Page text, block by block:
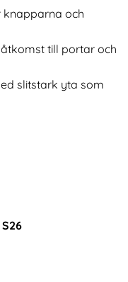
och
till portar och
slitstark yta som